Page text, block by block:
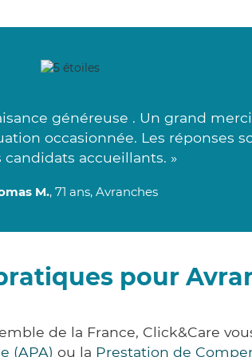
généreuse . Un grand
occasionnée. Les réponses
candidats accueillants. »
M., 71 ans, Avranches
pour
de la France, Click&Care
(APA) ou la Prestation de